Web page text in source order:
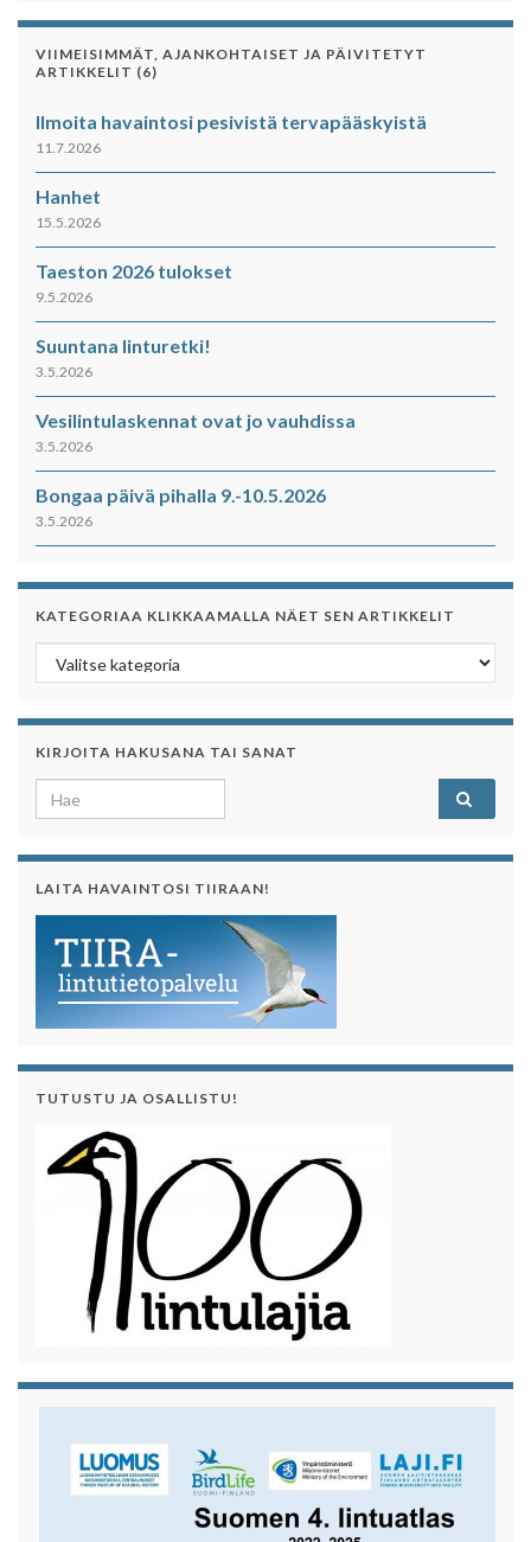
VIIMEISIMMÄT, AJANKOHTAISET JA PÄIVITETYT
ARTIKKELIT (6)
Ilmoita havaintosi pesivistä tervapääskyistä
11.7.2026
Hanhet
15.5.2026
Taeston 2026 tulokset
9.5.2026
Suuntana linturetki!
3.5.2026
Vesilintulaskennat ovat jo vauhdissa
3.5.2026
Bongaa päivä pihalla 9.-10.5.2026
3.5.2026
KATEGORIAA KLIKKAAMALLA NÄET SEN ARTIKKELIT
Kategoriaa klikkaamalla näet sen artikkelit
KIRJOITA HAKUSANA TAI SANAT
Search for:
LAITA HAVAINTOSI TIIRAAN!
TUTUSTU JA OSALLISTU!